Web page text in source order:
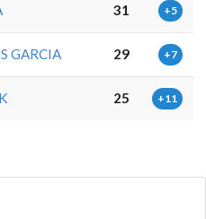
31 +5
GARCIA 29 +7
25 +11